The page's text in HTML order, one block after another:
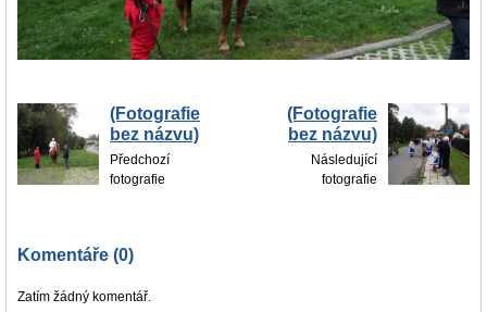
(Fotografie
bez názvu)
Předchozí
fotografie
(Fotografie
bez názvu)
Následující
fotografie
Komentáře (0)
Zatím žádný komentář.